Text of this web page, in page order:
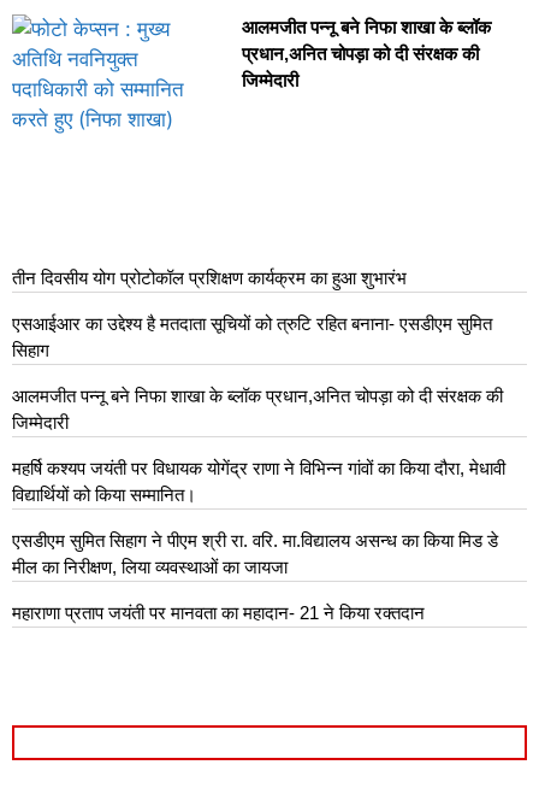
आलमजीत पन्नू बने निफा शाखा के ब्लॉक
प्रधान,अनित चोपड़ा को दी संरक्षक की
जिम्मेदारी
तीन दिवसीय योग प्रोटोकॉल प्रशिक्षण कार्यक्रम का हुआ शुभारंभ
एसआईआर का उद्देश्य है मतदाता सूचियों को त्रुटि रहित बनाना- एसडीएम सुमित
सिहाग
आलमजीत पन्नू बने निफा शाखा के ब्लॉक प्रधान,अनित चोपड़ा को दी संरक्षक की
जिम्मेदारी
महर्षि कश्यप जयंती पर विधायक योगेंद्र राणा ने विभिन्न गांवों का किया दौरा, मेधावी
विद्यार्थियों को किया सम्मानित।
एसडीएम सुमित सिहाग ने पीएम श्री रा. वरि. मा.विद्यालय असन्ध का किया मिड डे
मील का निरीक्षण, लिया व्यवस्थाओं का जायजा
महाराणा प्रताप जयंती पर मानवता का महादान- 21 ने किया रक्तदान